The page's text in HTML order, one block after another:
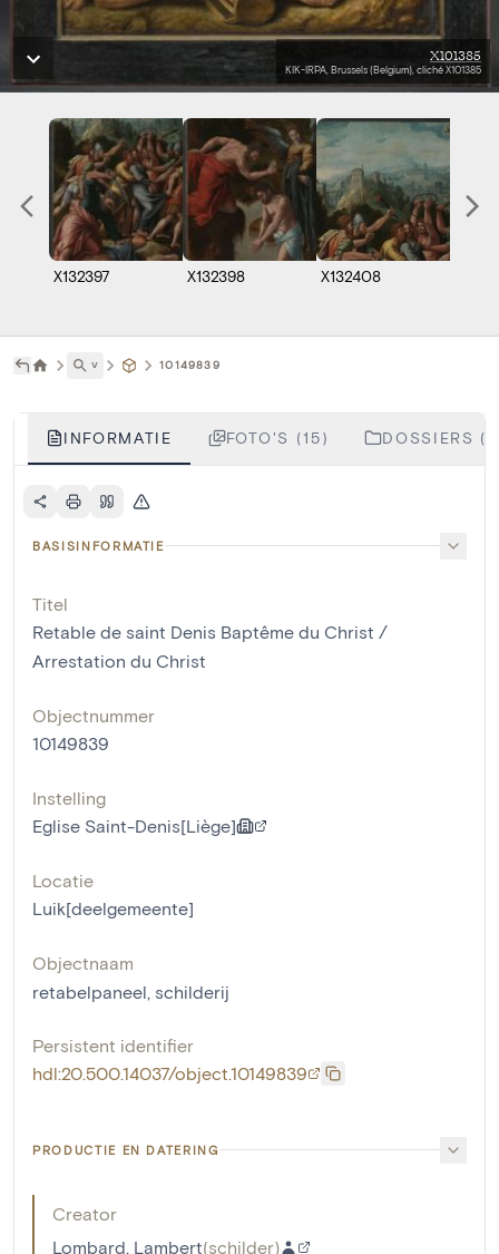
X101385
KIK-IRPA, Brussels (Belgium), cliché X101385
X132397 X132398 X132408
˅ 10149839
INFORMATIE FOTO'S (15) DOSSIERS
BASISINFORMATIE
Titel
Retable de saint Denis Baptême du Christ /
Arrestation du Christ
Objectnummer
10149839
Instelling
Eglise Saint-Denis[Liège]
Locatie
Luik[deelgemeente]
Objectnaam
retabelpaneel schilderij
Persistent identifier
hdl:20.500.14037/object.10149839
PRODUCTIE EN DATERING
Creator
Lombard, Lambert(schilder)